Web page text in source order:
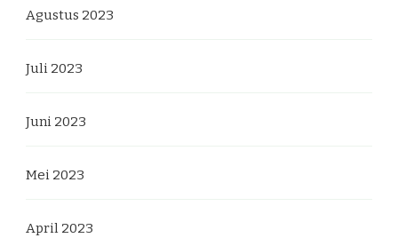
Agustus 2023
Juli 2023
Juni 2023
Mei 2023
April 2023